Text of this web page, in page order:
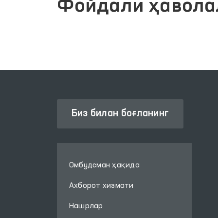
Фойдали
Биз билан боғланинг
Омбудсман ҳақида
Ахборот хизмати
Нашрлар